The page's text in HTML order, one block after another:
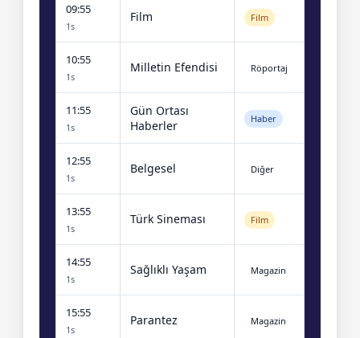
09:55
1s
Film Film
10:55
1s
Milletin Efendisi Röportaj
11:55
1s
Gün Ortası
Haberler
Haber
12:55
1s
Belgesel Diğer
13:55
1s
Türk Sineması Film
14:55
1s
Sağlıklı Yaşam Magazin
15:55
1s
Parantez Magazin